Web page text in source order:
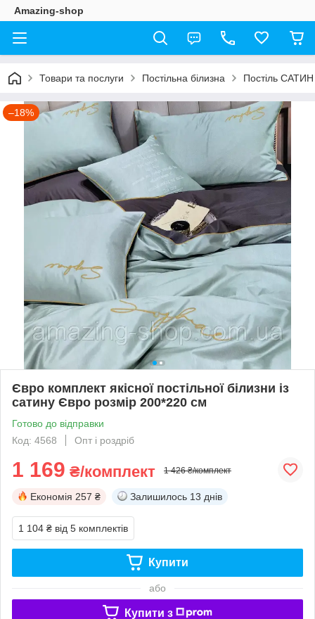
Amazing-shop
Товари та послуги Постільна білизна Постіль САТИН
–18%
Євро комплект якісної постільної білизни із
сатину Євро розмір 200*220 см
Готово до відправки
Код: 4568
Опт і роздріб
1 169 ₴/комплект 1 426 ₴/комплект
Економія 257 ₴ Залишилось 13 днів
1 104 ₴ від 5 комплектів
Купити
або
Купити з